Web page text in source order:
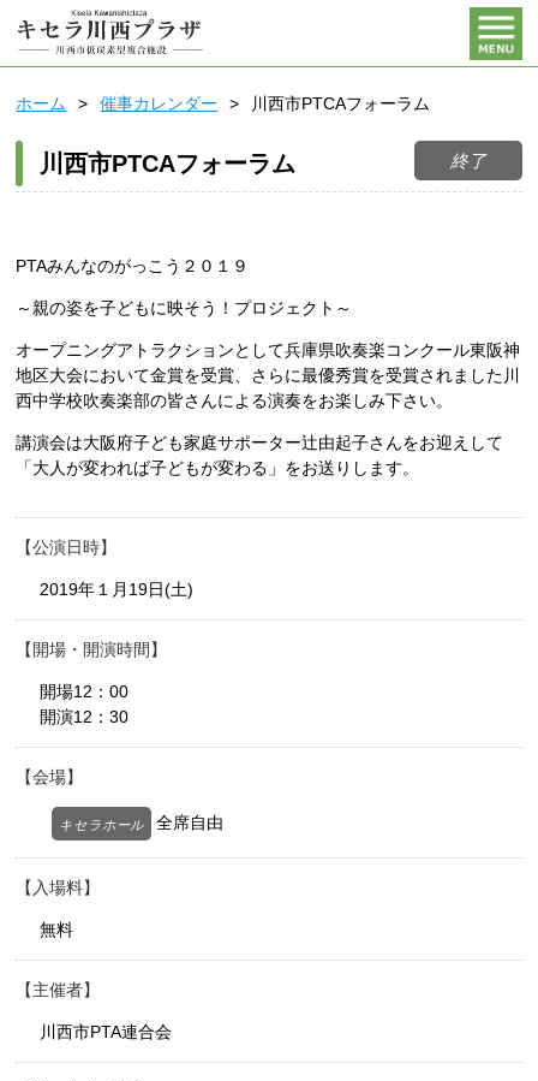
ホーム 催事カレンダー 川西市PTCAフォーラム
終了
川西市PTCAフォーラム
PTAみんなのがっこう２０１９
～親の姿を子どもに映そう！プロジェクト～
オープニングアトラクションとして兵庫県吹奏楽コンクール東阪神
地区大会において金賞を受賞、さらに最優秀賞を受賞されました川
西中学校吹奏楽部の皆さんによる演奏をお楽しみ下さい。
講演会は大阪府子ども家庭サポーター辻由起子さんをお迎えして
「大人が変われば子どもが変わる」をお送りします。
公演日時
2019年１月19日(土)
開場・開演時間
開場12：00
開演12：30
会場
キセラホール 全席自由
入場料
無料
主催者
川西市PTA連合会